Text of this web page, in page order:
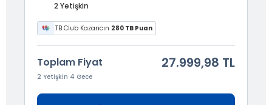
2 Yetişkin
TB Club Kazancın 280 TB Puan
Toplam Fiyat
2 Yetişkin 4 Gece
27.999,98 TL